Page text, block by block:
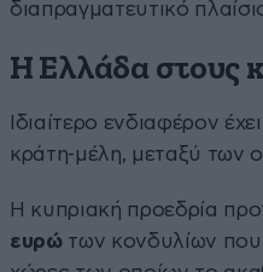
διαπραγματευτικό
Η Ελλάδα στους
Ιδιαίτερο ενδιαφέρον
κράτη-μέλη, μεταξύ των
Η κυπριακή προεδρία
ευρώτων κονδυλίων